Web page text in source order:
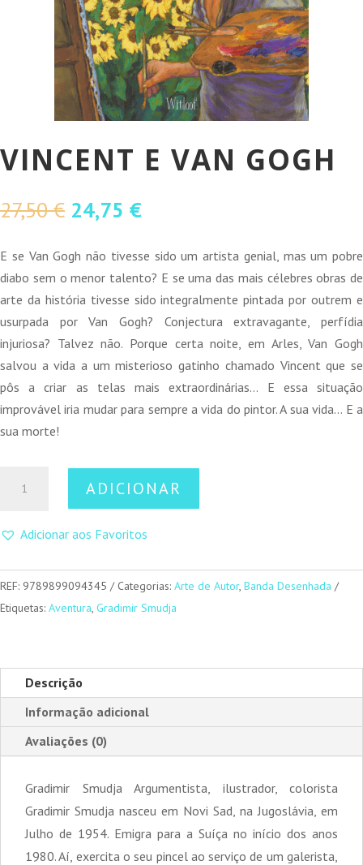
VINCENT E VAN GOGH
27,50€ O
original
era:
27,50 €.
24,75 €O
atual
é:
24,75 €.
E se Van Gogh não tivesse sido um artista genial, mas um pobre
diabo sem o menor talento? E se uma das mais célebres obras de
arte da história tivesse sido integralmente pintada por outrem e
usurpada por Van Gogh? Conjectura extravagante, perfídia
injuriosa? Talvez não. Porque certa noite, em Arles, Van Gogh
salvou a vida a um misterioso gatinho chamado Vincent que se
pôs a criar as telas mais extraordinárias… E essa situação
improvável iria mudar para sempre a vida do pintor. A sua vida… E a
sua morte!
e
Gogh
ADICIONAR
Adicionar aos Favoritos
REF: 9789899094345 Categorias: Arte de Autor, Banda Desenhada
Etiquetas: Aventura, Gradimir Smudja
Descrição
Informação adicional
Avaliações (0)
Gradimir Smudja Argumentista, ilustrador, colorista
Gradimir Smudja nasceu em Novi Sad, na Jugoslávia, em
Julho de 1954. Emigra para a Suíça no início dos anos
1980. Aí, exercita o seu pincel ao serviço de um galerista,